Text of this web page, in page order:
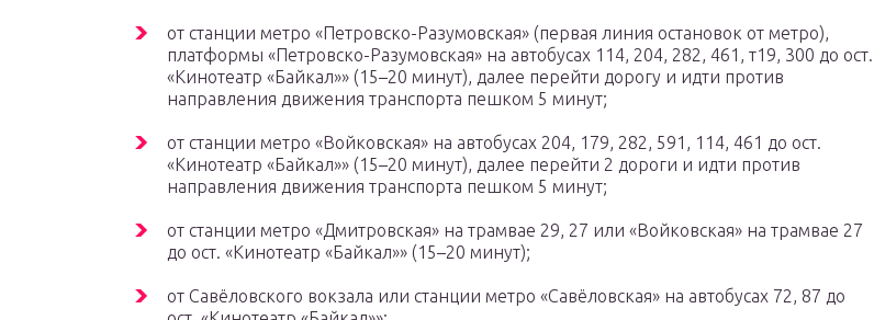
от станции метро «Петровско-Разумовская» (первая линия остановок от метро),
платформы «Петровско-Разумовская» на автобусах 114, 204, 282, 461, т19, 300 до ост.
«Кинотеатр «Байкал»» (15–20 минут), далее перейти дорогу и идти против
направления движения транспорта пешком 5 минут;
от станции метро «Войковская» на автобусах 204, 179, 282, 591, 114, 461 до ост.
«Кинотеатр «Байкал»» (15–20 минут), далее перейти 2 дороги и идти против
направления движения транспорта пешком 5 минут;
от станции метро «Дмитровская» на трамвае 29, 27 или «Войковская» на трамвае 27
до ост. «Кинотеатр «Байкал»» (15–20 минут);
от Савёловского вокзала или станции метро «Савёловская» на автобусах 72, 87 до